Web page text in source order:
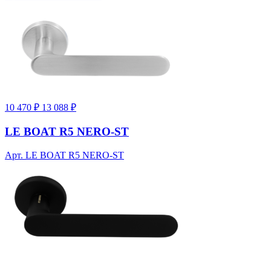
10 470 ₽ 13 088 ₽
LE BOAT R5 NERO-ST
Арт. LE BOAT R5 NERO-ST